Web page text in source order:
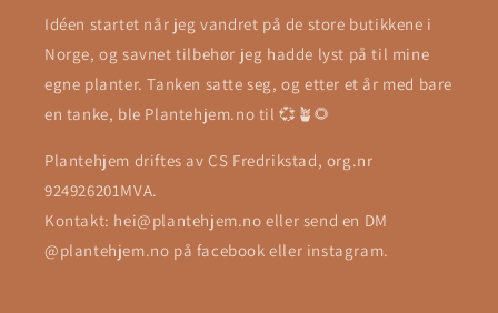
Idéen startet når jeg vandret på de store butikkene i
Norge, og savnet tilbehør jeg hadde lyst på til mine
egne planter. Tanken satte seg, og etter et år med bare
en tanke, ble Plantehjem.no til 💞🪴🌻
Plantehjem driftes av CS Fredrikstad, org.nr
924926201MVA.
Kontakt: hei@plantehjem.no eller send en DM
@plantehjem.no på facebook eller instagram.